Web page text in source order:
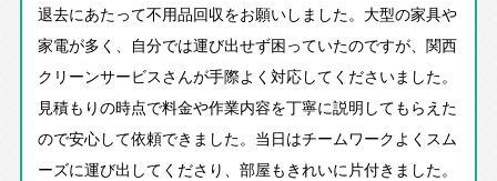
退去にあたって不用品回収をお願いしました。大型の家具や
家電が多く、自分では運び出せず困っていたのですが、関西
クリーンサービスさんが手際よく対応してくださいました。
見積もりの時点で料金や作業内容を丁寧に説明してもらえた
ので安心して依頼できました。当日はチームワークよくスム
ーズに運び出してくださり、部屋もきれいに片付きました。